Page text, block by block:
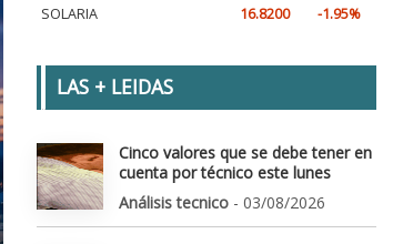
SOLARIA
16.8200 -1.95%
LAS + LEIDAS
Cinco valores que se debe tener en
cuenta por técnico este lunes
Análisis tecnico - 03/08/2026